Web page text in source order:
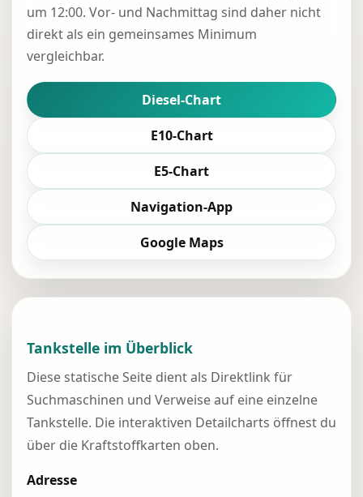
um 12:00. Vor- und Nachmittag sind daher nicht
direkt als ein gemeinsames Minimum
vergleichbar.
Diesel-Chart
E10-Chart
E5-Chart
Navigation-App
Google Maps
Tankstelle im Überblick
Diese statische Seite dient als Direktlink für
Suchmaschinen und Verweise auf eine einzelne
Tankstelle. Die interaktiven Detailcharts öffnest du
über die Kraftstoffkarten oben.
Adresse